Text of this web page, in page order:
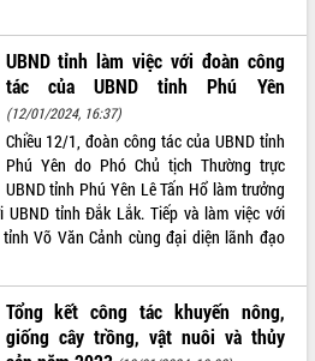
UBND tỉnh làm việc với đoàn công
tác của UBND tỉnh Phú Yên
(12/01/2024, 16:37)
Chiều 12/1, đoàn công tác của UBND tỉnh
Phú Yên do Phó Chủ tịch Thường trực
UBND tỉnh Phú Yên Lê Tấn Hổ làm trưởng
tỉnh Đắk Lắk. Tiếp và làm việc với
Võ Văn Cảnh cùng đại diện lãnh đạo
Tổng kết công tác khuyến nông,
giống cây trồng, vật nuôi và thủy